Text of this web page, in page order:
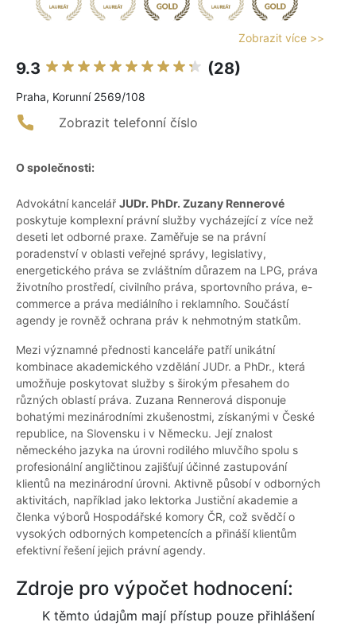
Zobrazit více >>
9.3 (28)
Praha, Korunní 2569/108
Zobrazit telefonní číslo
O společnosti:
Advokátní kancelář JUDr. PhDr. Zuzany Rennerové
poskytuje komplexní právní služby vycházející z více než
deseti let odborné praxe. Zaměřuje se na právní
poradenství v oblasti veřejné správy, legislativy,
energetického práva se zvláštním důrazem na LPG, práva
životního prostředí, civilního práva, sportovního práva, e-
commerce a práva mediálního i reklamního. Součástí
agendy je rovněž ochrana práv k nehmotným statkům.
Mezi významné přednosti kanceláře patří unikátní
kombinace akademického vzdělání JUDr. a PhDr., která
umožňuje poskytovat služby s širokým přesahem do
různých oblastí práva. Zuzana Rennerová disponuje
bohatými mezinárodními zkušenostmi, získanými v České
republice, na Slovensku i v Německu. Její znalost
německého jazyka na úrovni rodilého mluvčího spolu s
profesionální angličtinou zajišťují účinné zastupování
klientů na mezinárodní úrovni. Aktivně působí v odborných
aktivitách, například jako lektorka Justiční akademie a
členka výborů Hospodářské komory ČR, což svědčí o
vysokých odborných kompetencích a přináší klientům
efektivní řešení jejich právní agendy.
Zdroje pro výpočet hodnocení:
K těmto údajům mají přístup pouze přihlášení